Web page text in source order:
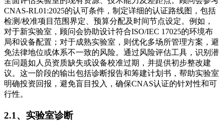
CNAS-RL01:2025的认可条件，制定详细的认证路线图，包括
检测/校准项目范围界定、预算分配及时间节点设定。例如，
对于新实验室，顾问会协助设计符合ISO/IEC 17025的环境布
局和设备配置；对于成熟实验室，则优化多场所管理方案，避
免法律地位或体系不一致的风险。通过风险评估工具，识别潜
在问题如人员资质缺失或设备校准过期，并提供初步整改建
议。这一阶段的输出包括诊断报告和筹建计划书，帮助实验室
明确投资回报，避免盲目投入，确保CNAS认证的针对性和可
行性。
2.1、实验室诊断